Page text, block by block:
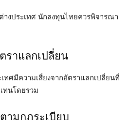
งประเทศ นักลงทุนไทยควรพิจารณา
ราแลกเปลี่ยน
ทศมีความเสี่ยงจากอัตราแลกเปลี่ยนที่
ทนโดยรวม
ามกฎระเบียบ